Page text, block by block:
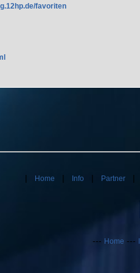
favoriten
| Home | Info | Partner|
--- Home ---